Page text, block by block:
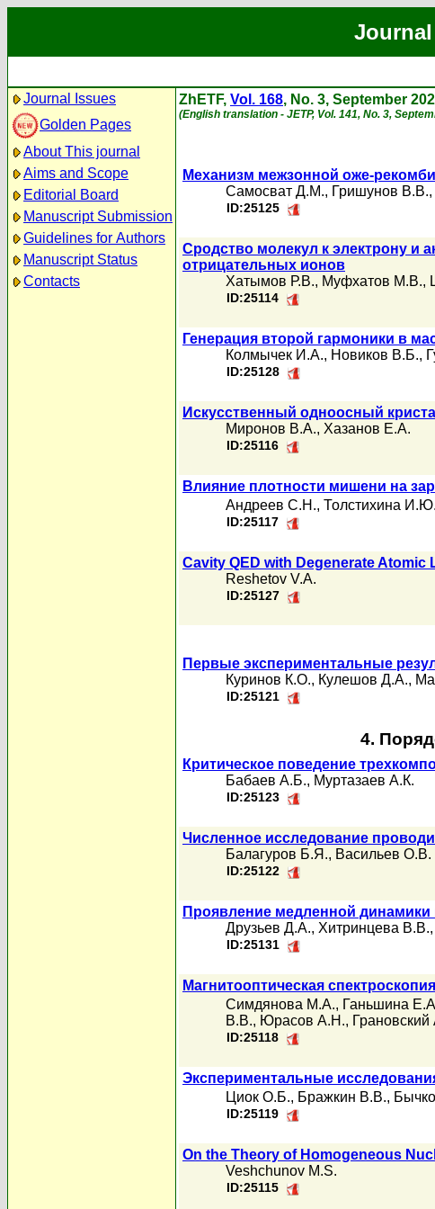
Journal Issues
Golden Pages
About This journal
Aims and Scope
Editorial Board
Manuscript Submission
Guidelines for Authors
Manuscript Status
Contacts
ZhETF, Vol. 168, No. 3, September
(English translation - JETP, Vol. 141, No. 3,
Механизм межзонной оже-
Самосват Д.М., Гришунов В.В.,
ID:25125
Сродство молекул к электрону и
отрицательных ионов
Хатымов Р.В., Муфхатов М.В.,
ID:25114
Генерация второй гармоники в
Колмычек И.А., Новиков В.Б.,
ID:25128
Искусственный одноосный
Миронов В.А., Хазанов Е.А.
ID:25116
Влияние плотности мишени на
Андреев С.Н., Толстихина И.Ю.
ID:25117
Cavity QED with Degenerate Atomic
Reshetov V.A.
ID:25127
Первые экспериментальные
Куринов К.О., Кулешов Д.А.,
ID:25121
4.
Критическое поведение
Бабаев А.Б., Муртазаев А.К.
ID:25123
Численное исследование
Балагуров Б.Я., Васильев О.В.
ID:25122
Проявление медленной динамики
Друзьев Д.А., Хитринцева В.В.,
ID:25131
Магнитооптическая
Симдянова М.А., Ганьшина
В.В., Юрасов А.Н., Грановский
ID:25118
Экспериментальные
Циок О.Б., Бражкин В.В.,
ID:25119
On the Theory of Homogeneous
Veshchunov M.S.
ID:25115